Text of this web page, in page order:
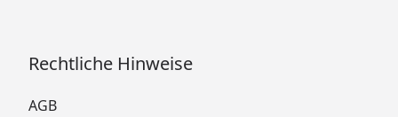
Rechtliche Hinweise
AGB